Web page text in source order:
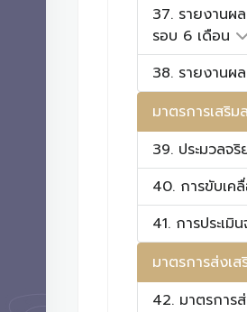
37. รายงานผ
รอบ 6 เดือน
38. รายงานผ
มาตรการเสริ
39. ประมวลจ
40. การขับเค
41. การประเมิ
มาตรการส่งเ
42. มาตรการ